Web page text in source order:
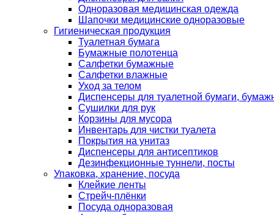
Одноразовая медицинская одежда
Шапочки медицинские одноразовые
Гигиеническая продукция
Туалетная бумага
Бумажные полотенца
Салфетки бумажные
Салфетки влажные
Уход за телом
Диспенсеры для туалетной бумаги,
Сушилки для рук
Корзины для мусора
Инвентарь для чистки туалета
Покрытия на унитаз
Диспенсеры для антисептиков
Дезинфекционные туннели, посты
Упаковка, хранение, посуда
Клейкие ленты
Стрейч-плёнки
Посуда одноразовая